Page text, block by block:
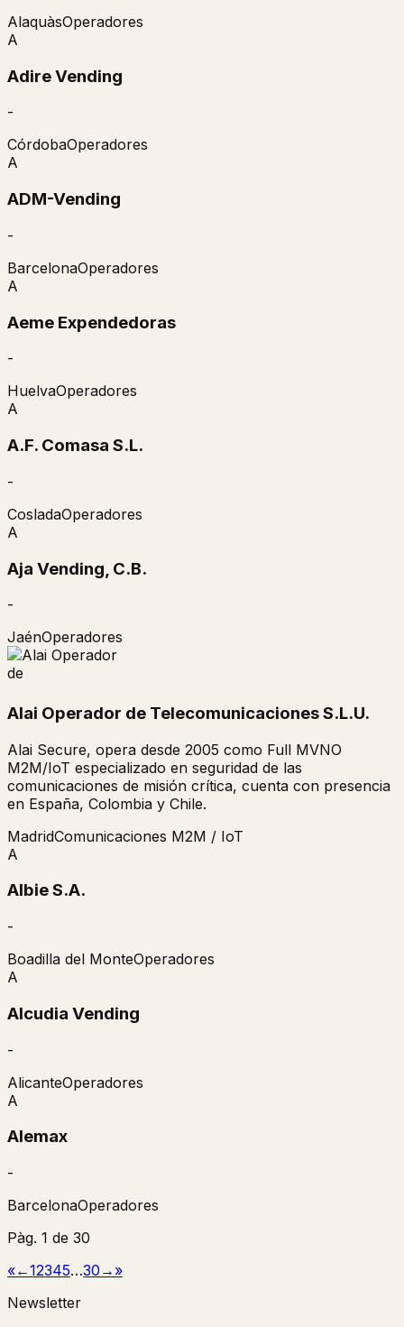
AlaquàsOperadores
A
Adire Vending
-
CórdobaOperadores
A
ADM-Vending
-
BarcelonaOperadores
A
Aeme Expendedoras
-
HuelvaOperadores
A
A.F. Comasa S.L.
-
CosladaOperadores
A
Aja Vending, C.B.
-
JaénOperadores
Alai Operador de Telecomunicaciones S.L.U.
Alai Secure, opera desde 2005 como Full MVNO
M2M/IoT especializado en seguridad de las
comunicaciones de misión crítica, cuenta con presencia
en España, Colombia y Chile.
MadridComunicaciones M2M / IoT
A
Albie S.A.
-
Boadilla del MonteOperadores
A
Alcudia Vending
-
AlicanteOperadores
A
Alemax
-
BarcelonaOperadores
Pàg. 1 de 30
«←12345…30 → »
Newsletter